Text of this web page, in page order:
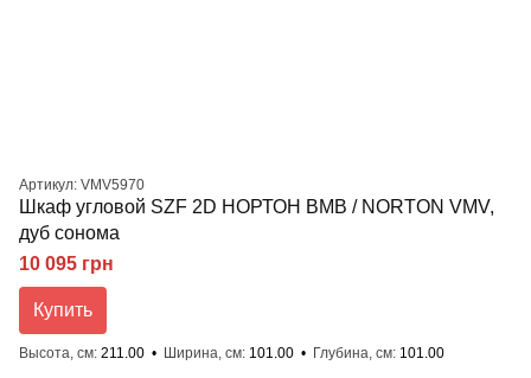
Артикул: VMV5970
Шкаф угловой SZF 2D НОРТОН ВМВ / NORTON VMV,
дуб сонома
10 095 грн
Купить
Высота, см 211.00 Ширина, см 101.00 Глубина, см 101.00